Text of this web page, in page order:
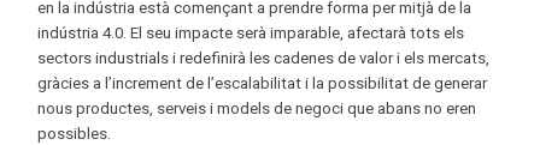
en la indústria està començant a prendre forma per mitjà de la
indústria 4.0. El seu impacte serà imparable, afectarà tots els
sectors industrials i redefinirà les cadenes de valor i els mercats,
gràcies a l’increment de l’escalabilitat i la possibilitat de generar
nous productes, serveis i models de negoci que abans no eren
possibles.